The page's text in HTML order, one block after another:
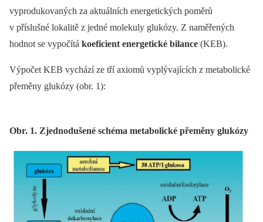
vyprodukovaných za aktuálních energetických poměrů
v příslušné lokalitě z jedné molekuly glukózy. Z naměřených
hodnot se vypočítá koeficient energetické bilance (KEB).
Výpočet KEB vychází ze tří axiomů vyplývajících z metabolické
přeměny glukózy (obr. 1):
Obr. 1. Zjednodušené schéma metabolické přeměny glukózy